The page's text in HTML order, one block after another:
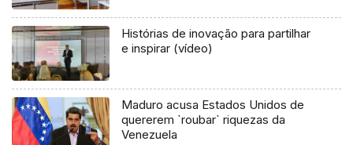
Histórias de inovação para partilhar
e inspirar (vídeo)
Maduro acusa Estados Unidos de
quererem `roubar` riquezas da
Venezuela